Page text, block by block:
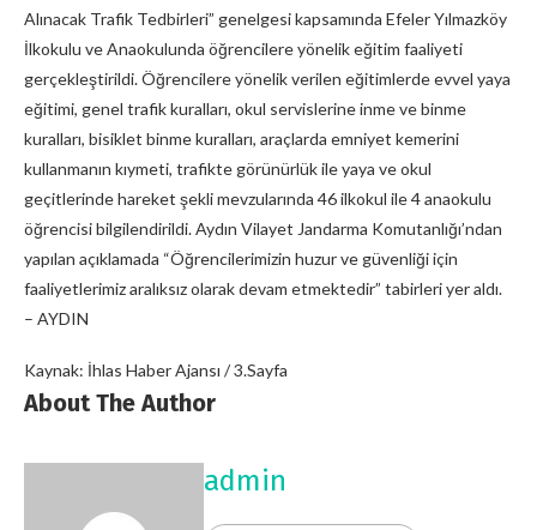
Alınacak Trafik Tedbirleri” genelgesi kapsamında Efeler Yılmazköy
İlkokulu ve Anaokulunda öğrencilere yönelik eğitim faaliyeti
gerçekleştirildi. Öğrencilere yönelik verilen eğitimlerde evvel yaya
eğitimi, genel trafik kuralları, okul servislerine inme ve binme
kuralları, bisiklet binme kuralları, araçlarda emniyet kemerini
kullanmanın kıymeti, trafikte görünürlük ile yaya ve okul
geçitlerinde hareket şekli mevzularında 46 ilkokul ile 4 anaokulu
öğrencisi bilgilendirildi. Aydın Vilayet Jandarma Komutanlığı’ndan
yapılan açıklamada “Öğrencilerimizin huzur ve güvenliği için
faaliyetlerimiz aralıksız olarak devam etmektedir” tabirleri yer aldı.
– AYDIN
Kaynak: İhlas Haber Ajansı / 3.Sayfa
About The Author
admin